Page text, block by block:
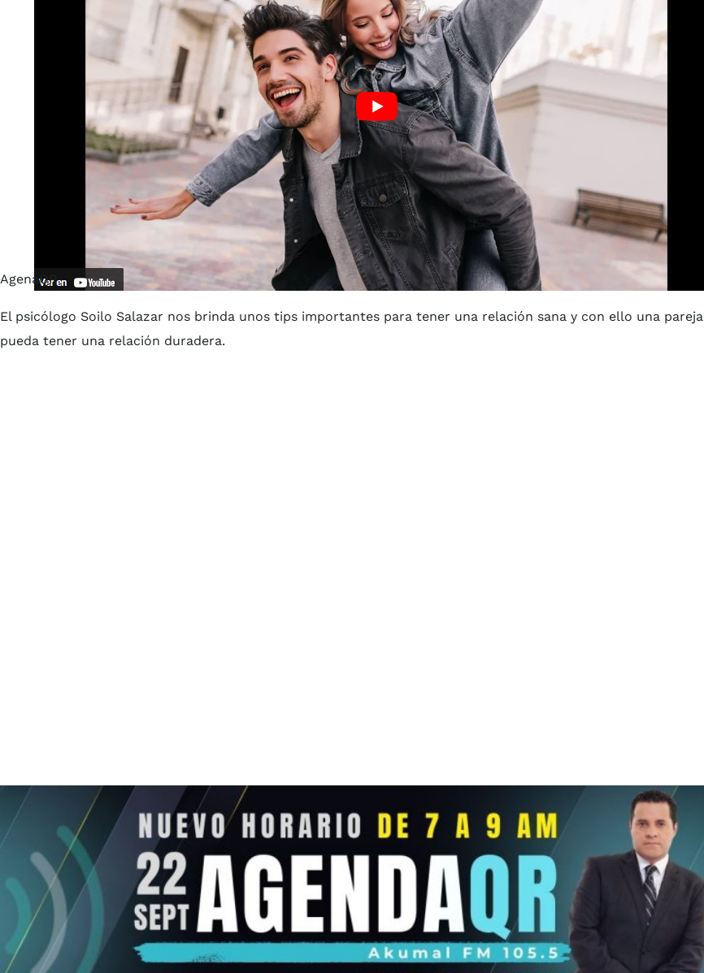
AgenaQR
El psicólogo Soilo Salazar nos brinda unos tips importantes para tener una relación sana y con ello una pareja
pueda tener una relación duradera.